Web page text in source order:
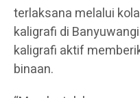
terlaksana melalui
kaligrafi di
kaligrafi aktif
binaan.